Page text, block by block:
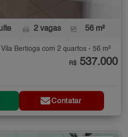
2 vagas 56 m²
Bertioga com 2 quartos - 56 m²
R$ 537.000
Contatar